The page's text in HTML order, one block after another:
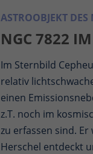
ASTROOBJEKT
NGC 7822 IM
Im Sternbild
relativ
einen
z.T. noch im
zu erfassen sind.
Herschel entdeckt